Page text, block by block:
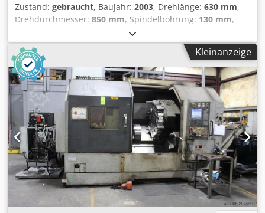
Zustand: gebraucht, Baujahr: 2003, Drehlänge: 630 mm,
Drehdurchmesser: 850 mm, Spindelbohrung: 130 mm,
3’000 U/min
345 mm, Verfahrweg Z-Achse:830 mm, Mori Seiki SL-
403B/800 CNC-Drehmaschine (2003) Maschinentyp: CNC-
Drehzentrum (2-Achsen) Baujahr: 2003 Steuerung: Mori
Seiki MSX-501II Max. Drehdurchmesser: ca. 630 mm Max.
Drehlänge: ca. 800 mm Spitzenweite: ca. 850 mm
Verfahrweg X-Achse: ca. 345 mm Verfahrweg Z-Achse: ca.
830 mm Crsdsx Hp A Ujpfx Ab Njf Spindelnase: A2-11
Spindelbohrung: ca. 130 mm Max. Stangendurchlass: ca.
102 mm Spindeldrehzahl: bis zu 3.000 U/min
Spindelmotorleistung: ca. 30 / 37 kW Werkzeugrevolver: 12
Stationen Werkzeuggröße: 25 × 25 mm Maschinengewicht:
ca. 9.500 kg Abmessungen (L × B × H): ca. 4.200 × 2.000 ×
2.100 mm
Kleinanzeige